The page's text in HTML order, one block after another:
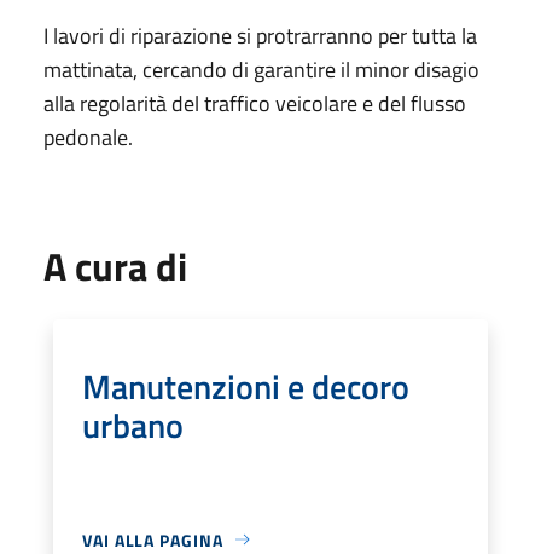
I lavori di riparazione si protrarranno per tutta la
mattinata, cercando di garantire il minor disagio
alla regolarità del traffico veicolare e del flusso
pedonale.
A cura di
Manutenzioni e decoro
urbano
VAI ALLA PAGINA